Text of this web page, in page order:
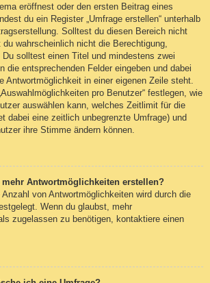
eröffnest oder den ersten Beitrag eines
du ein Register „Umfrage erstellen“ unterhalb
Solltest du diesen Bereich nicht
wahrscheinlich nicht die Berechtigung,
solltest einen Titel und mindestens zwei
die entsprechenden Felder eingeben und dabei
Antwortmöglichkeit in einer eigenen Zeile steht.
pro Benutzer“ festlegen, wie
auswählen kann, welches Zeitlimit für die
dabei eine zeitlich unbegrenzte Umfrage) und
ihre Stimme ändern können.
Antwortmöglichkeiten erstellen?
von Antwortmöglichkeiten wird durch die
Wenn du glaubst, mehr
zugelassen zu benötigen, kontaktiere einen